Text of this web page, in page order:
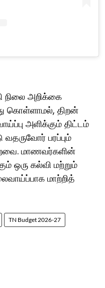
நிலை அறிக்கை
கொள்ளாமல், திறன்
அளிக்கும் திட்டம்
பரப்பும்
மாணவர்களின்
ஒரு கல்வி மற்றும்
மாற்றித்
TN Budget 2026-27